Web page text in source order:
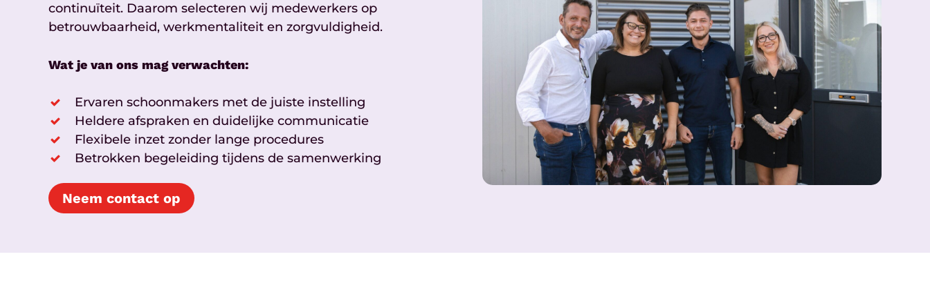
continuïteit. Daarom selecteren wij medewerkers op
betrouwbaarheid, werkmentaliteit en zorgvuldigheid.
Wat je van ons mag verwachten:
Ervaren schoonmakers met de juiste instelling
Heldere afspraken en duidelijke communicatie
Flexibele inzet zonder lange procedures
Betrokken begeleiding tijdens de samenwerking
Neem contact op